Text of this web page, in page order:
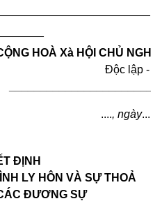
HOÀ Xà HỘI CHỦ
Độc lập -
...., ngày......
ĐỊNH
LY HÔN VÀ SỰ THOẢ
ĐƯƠNG SỰ